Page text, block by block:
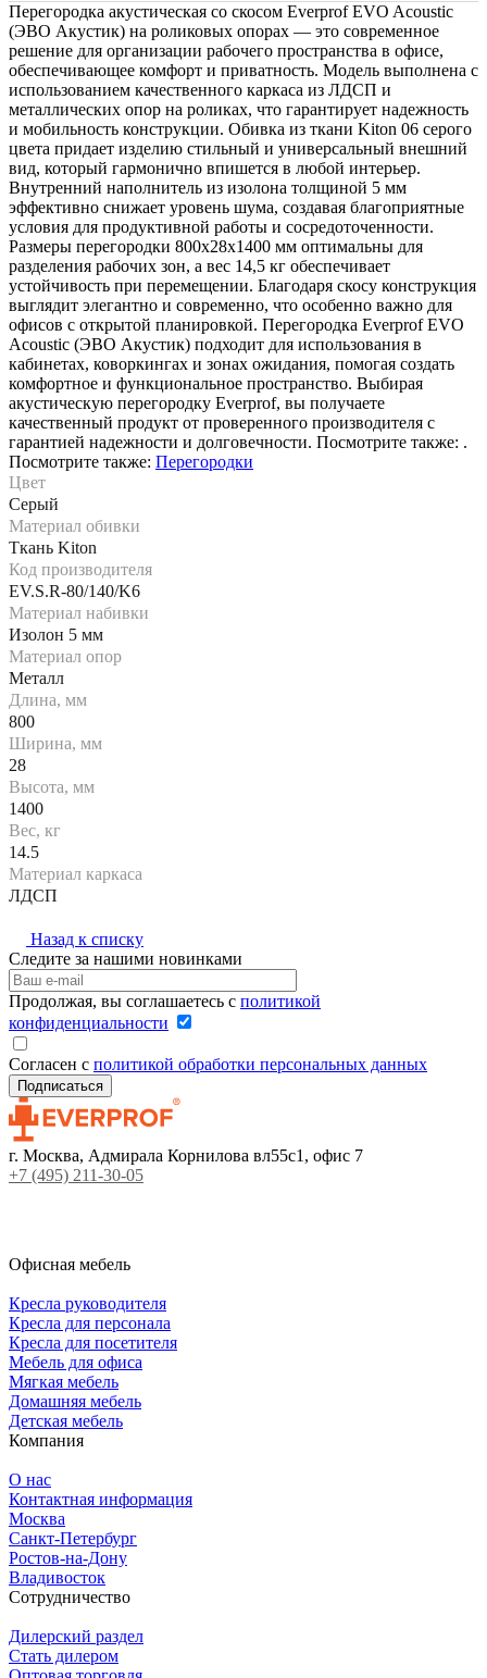
Перегородка акустическая со скосом Everprof EVO Acoustic
(ЭВО Акустик) на роликовых опорах — это современное
решение для организации рабочего пространства в офисе,
обеспечивающее комфорт и приватность. Модель выполнена с
использованием качественного каркаса из ЛДСП и
металлических опор на роликах, что гарантирует надежность
и мобильность конструкции. Обивка из ткани Kiton 06 серого
цвета придает изделию стильный и универсальный внешний
вид, который гармонично впишется в любой интерьер.
Внутренний наполнитель из изолона толщиной 5 мм
эффективно снижает уровень шума, создавая благоприятные
условия для продуктивной работы и сосредоточенности.
Размеры перегородки 800х28х1400 мм оптимальны для
разделения рабочих зон, а вес 14,5 кг обеспечивает
устойчивость при перемещении. Благодаря скосу конструкция
выглядит элегантно и современно, что особенно важно для
офисов с открытой планировкой. Перегородка Everprof EVO
Acoustic (ЭВО Акустик) подходит для использования в
кабинетах, коворкингах и зонах ожидания, помогая создать
комфортное и функциональное пространство. Выбирая
акустическую перегородку Everprof, вы получаете
качественный продукт от проверенного производителя с
гарантией надежности и долговечности. Посмотрите также: .
Посмотрите также: Перегородки
Цвет
Серый
Материал обивки
Ткань Kiton
Код производителя
EV.S.R-80/140/K6
Материал набивки
Изолон 5 мм
Материал опор
Металл
Длина, мм
800
Ширина, мм
28
Высота, мм
1400
Вес, кг
14.5
Материал каркаса
ЛДСП
Назад к списку
Следите за нашими новинками
Продолжая, вы соглашаетесь с политикой
конфиденциальности
Согласен с политикой обработки персональных данных
г. Москва, Адмирала Корнилова вл55с1, офис 7
+7 (495) 211-30-05
Офисная мебель
Кресла руководителя
Кресла для персонала
Кресла для посетителя
Мебель для офиса
Мягкая мебель
Домашняя мебель
Детская мебель
Компания
О нас
Контактная информация
Москва
Санкт-Петербург
Ростов-на-Дону
Владивосток
Сотрудничество
Дилерский раздел
Стать дилером